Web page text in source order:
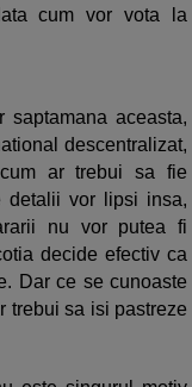
cum vor vota la
aceasta,
descentralizat,
ar trebui sa fie
detalii vor lipsi insa,
nu vor putea fi
decide efectiv ca
Dar ce se cunoaste
trebui sa isi pastreze